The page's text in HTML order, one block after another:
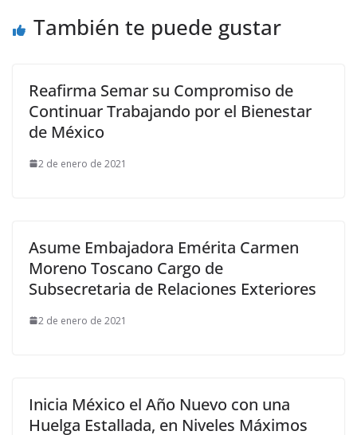
También te puede gustar
Reafirma Semar su Compromiso de
Continuar Trabajando por el Bienestar
de México
2 de enero de 2021
Asume Embajadora Emérita Carmen
Moreno Toscano Cargo de
Subsecretaria de Relaciones Exteriores
2 de enero de 2021
Inicia México el Año Nuevo con una
Huelga Estallada, en Niveles Máximos